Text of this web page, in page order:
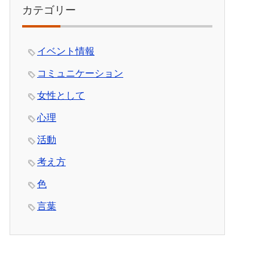
カテゴリー
イベント情報
コミュニケーション
女性として
心理
活動
考え方
色
言葉